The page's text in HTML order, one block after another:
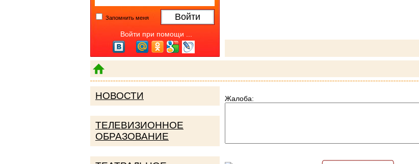
Запомнить меня
Войти при помощи ...
Жалоба:
НОВОСТИ
ТЕЛЕВИЗИОННОЕ
ОБРАЗОВАНИЕ